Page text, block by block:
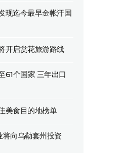
现迄今最早金帐汗国
开启赏花旅游路线
61个国家 三年出口
美食目的地榜单
向乌勒套州投资